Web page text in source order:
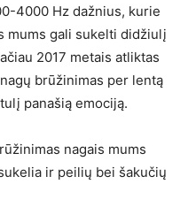
4000 Hz dažnius, kurie
mums gali sukelti didžiulį
2017 metais atliktas
brūžinimas per lentą
panašią emociją.
nagais mums
ir peilių bei šakučių